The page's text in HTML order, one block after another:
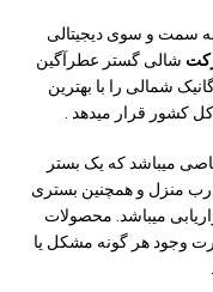
به سمت و سوی دیجیتالی
شالی گستر عطرآگین
شمالی را با بهترین
کشور قرار میدهد .
میباشد که یک بستر
منزل و همچنین بستری
میباشد. محصولات
وجود هر گونه مشکل یا